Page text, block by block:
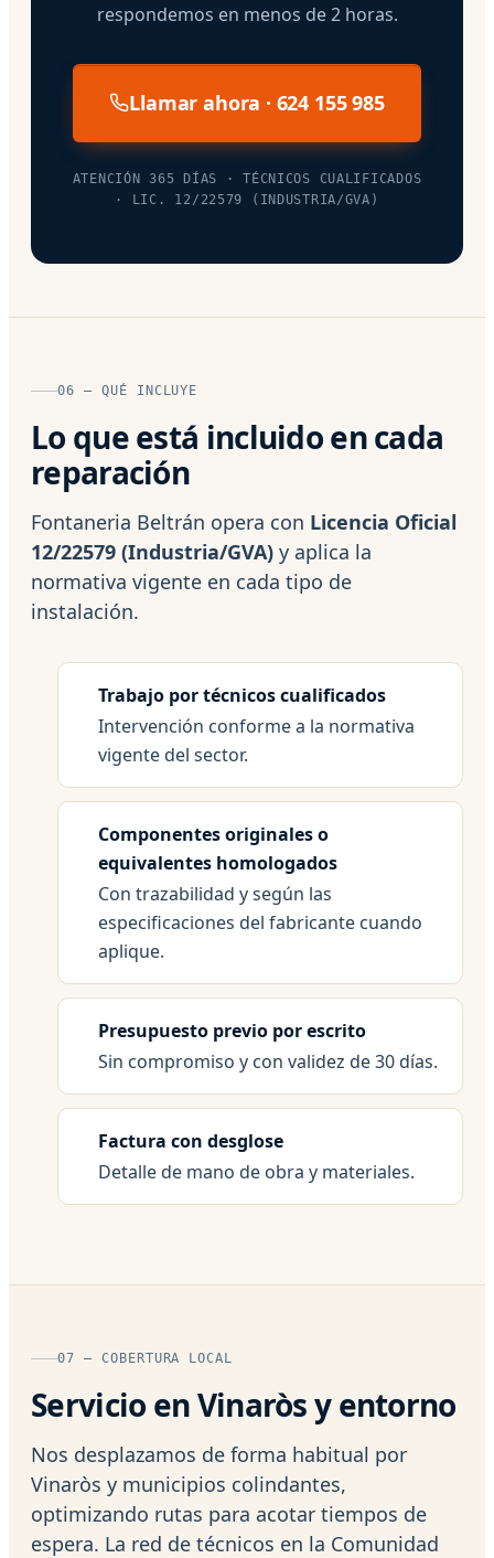
respondemos en menos de 2 horas.
Llamar ahora · 624 155 985
ATENCIÓN 365 DÍAS · TÉCNICOS CUALIFICADOS
· LIC. 12/22579 (INDUSTRIA/GVA)
06 — QUÉ INCLUYE
Lo que está incluido en cada
reparación
Fontaneria Beltrán opera con Licencia Oficial
12/22579 (Industria/GVA) y aplica la
normativa vigente en cada tipo de
instalación.
Trabajo por técnicos cualificados
Intervención conforme a la normativa
vigente del sector.
Componentes originales o
equivalentes homologados
Con trazabilidad y según las
especificaciones del fabricante cuando
aplique.
Presupuesto previo por escrito
Sin compromiso y con validez de 30 días.
Factura con desglose
Detalle de mano de obra y materiales.
07 — COBERTURA LOCAL
Servicio en Vinaròs y entorno
Nos desplazamos de forma habitual por
Vinaròs y municipios colindantes,
optimizando rutas para acotar tiempos de
espera. La red de técnicos en la Comunidad